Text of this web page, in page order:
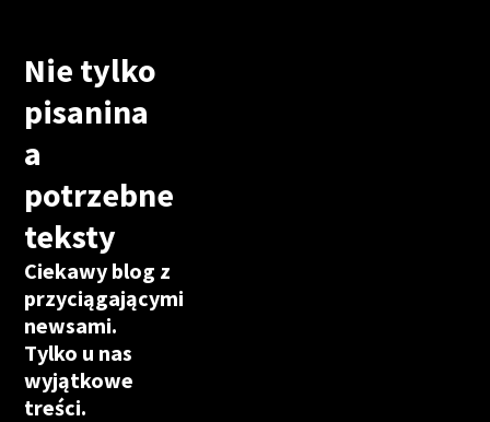
Nie tylko
pisanina
a
potrzebne
teksty
Ciekawy blog z
przyciągającymi
newsami.
Tylko u nas
wyjątkowe
treści.